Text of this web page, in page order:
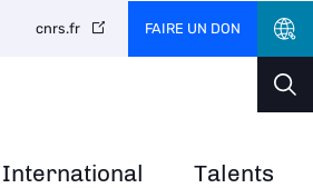
International Talents
cnrs.fr FAIRE UN DON